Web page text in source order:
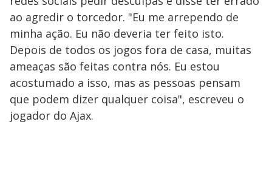
ao agredir o torcedor. "Eu me arrependo de
minha ação. Eu não deveria ter feito isto.
Depois de todos os jogos fora de casa, muitas
ameaças são feitas contra nós. Eu estou
acostumado a isso, mas as pessoas pensam
que podem dizer qualquer coisa", escreveu o
jogador do Ajax.